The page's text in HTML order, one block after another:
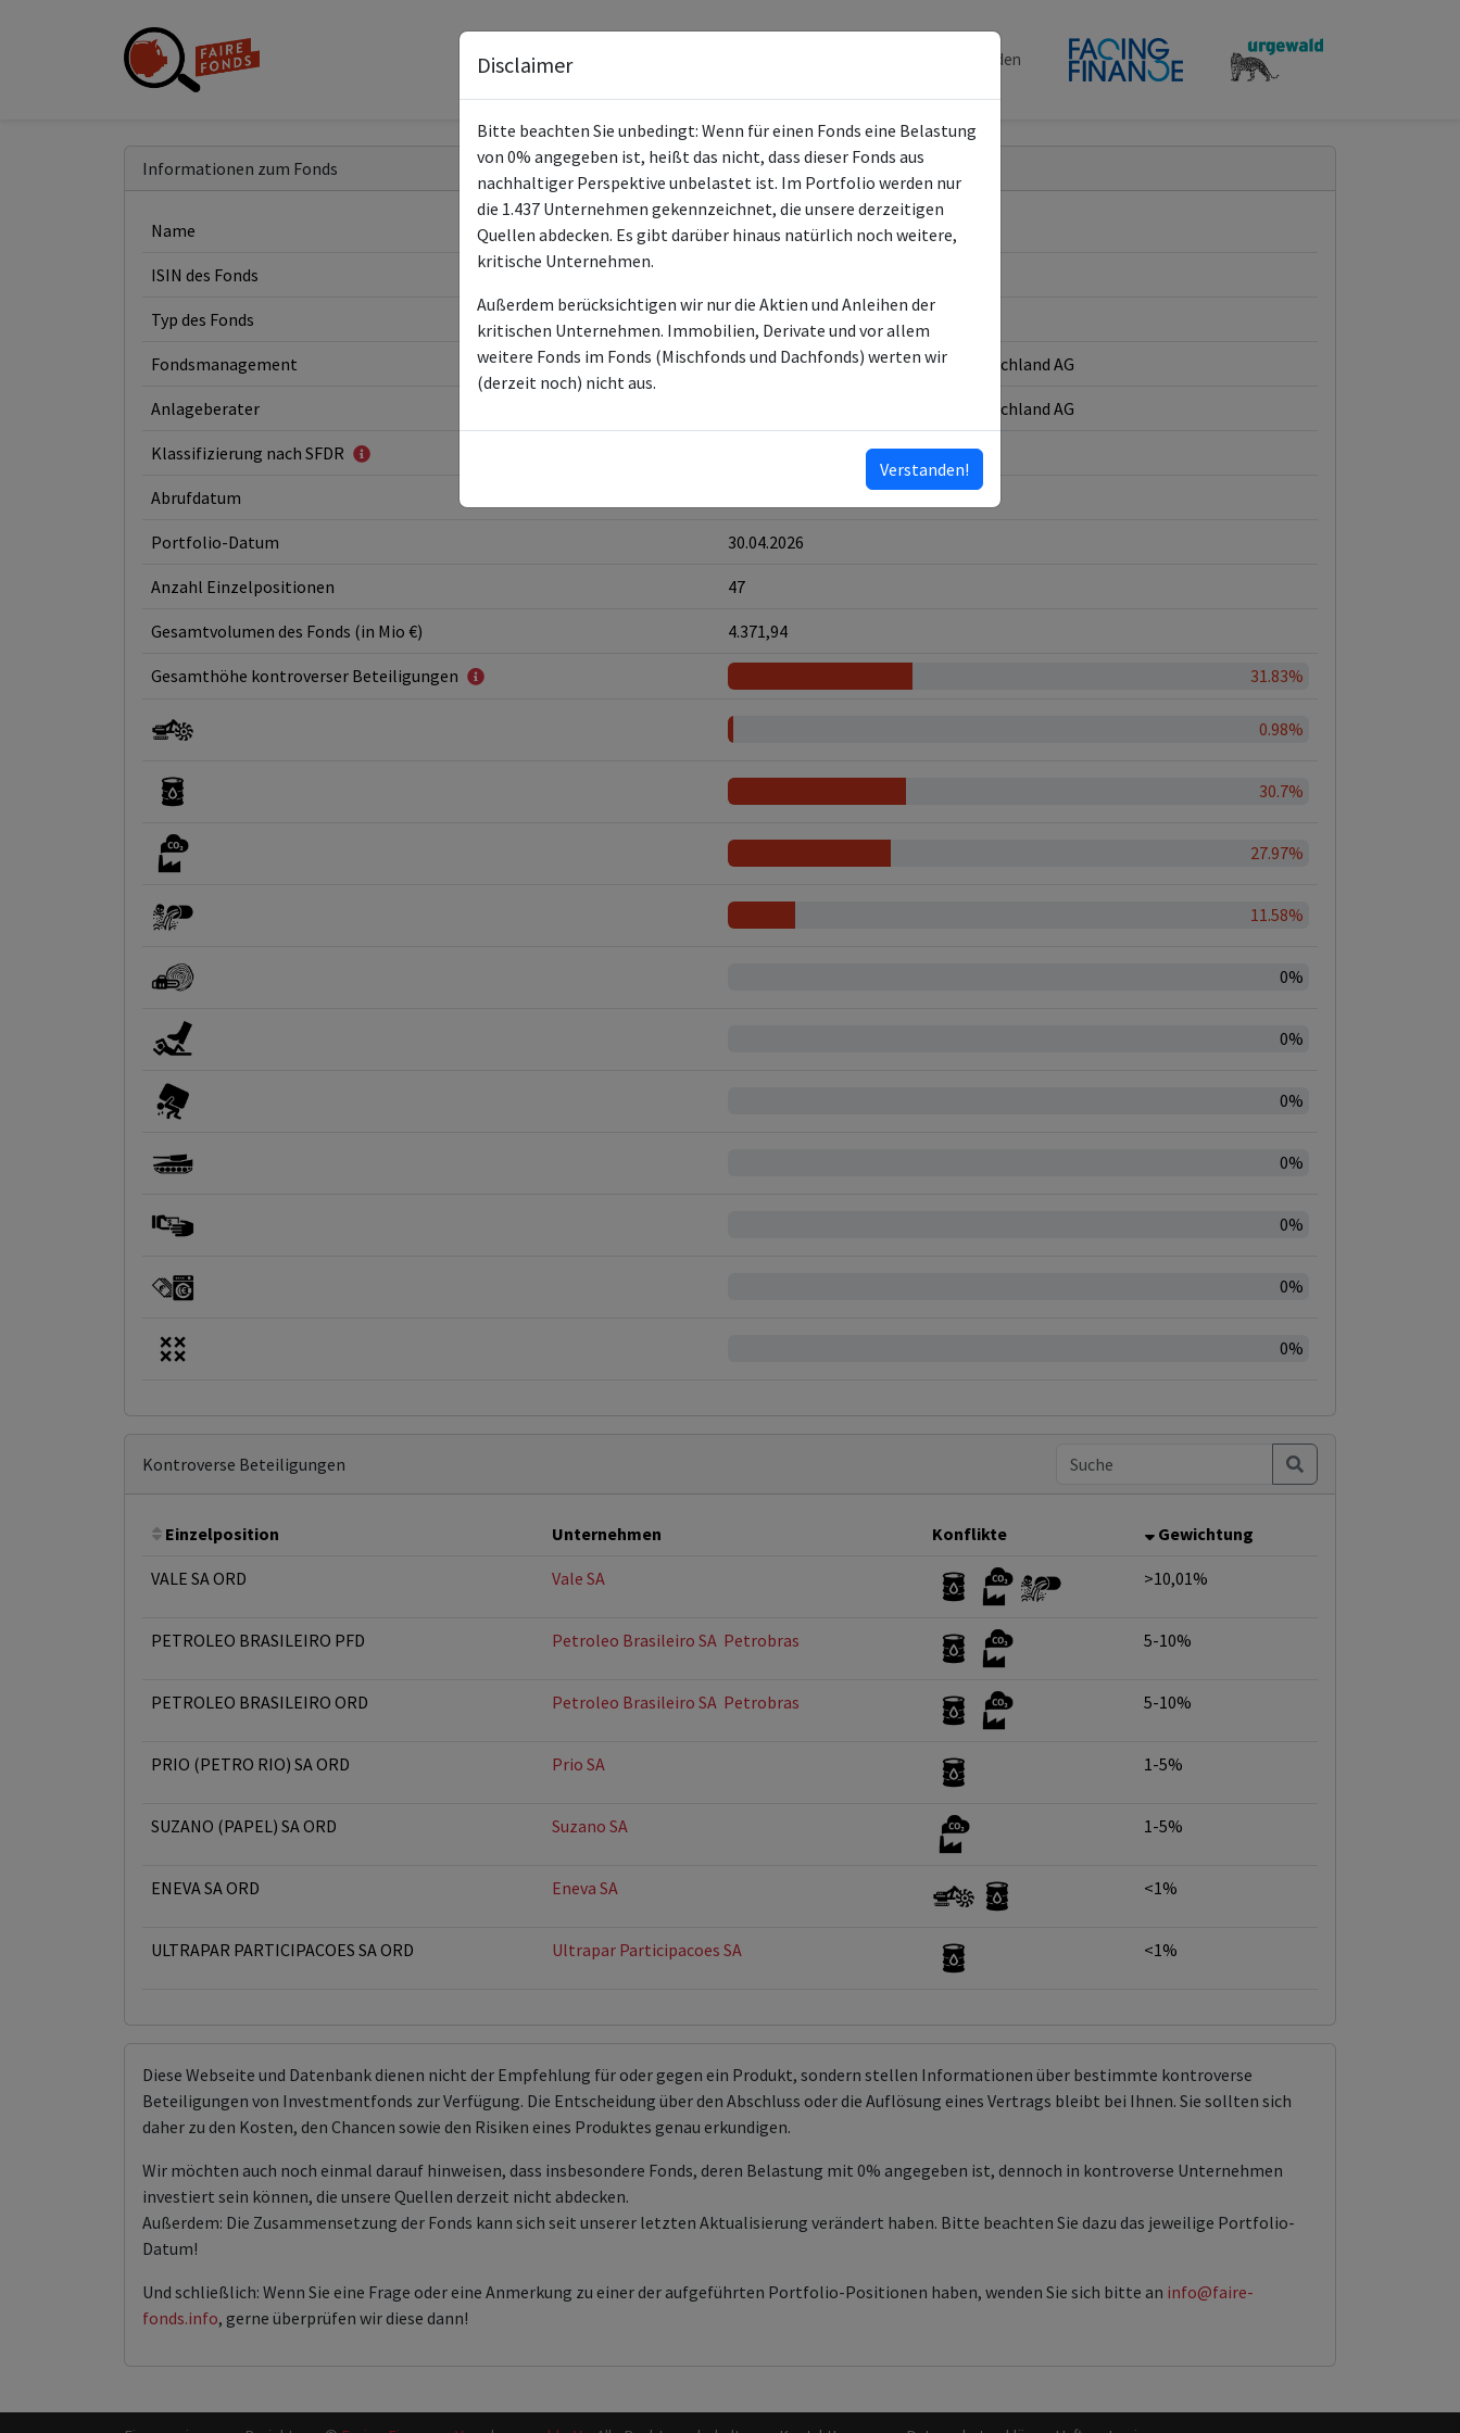
Fonds Spenden
Informationen zum Fonds
Name iShares MSCI Brazil UCITS ETF (DE)
ISIN des Fonds
Typ des Fonds ETF
Fondsmanagement BlackRock Asset Management Deutschland AG
Anlageberater BlackRock Asset Management Deutschland AG
Klassifizierung nach SFDR
Abrufdatum
Portfolio-Datum 30.04.2026
Anzahl Einzelpositionen 47
Gesamtvolumen des Fonds (in Mio €) 4.371,94
Gesamthöhe kontroverser Beteiligungen 31.83%
0.98%
30.7%
27.97%
11.58%
0%
0%
0%
0%
0%
0%
0%
Kontroverse Beteiligungen
Einzelposition Unternehmen Konflikte Gewichtung
VALE SA ORD Vale SA >10,01%
PETROLEO BRASILEIRO PFD Petroleo Brasileiro SA  Petrobras 5-10%
PETROLEO BRASILEIRO ORD Petroleo Brasileiro SA  Petrobras 5-10%
PRIO (PETRO RIO) SA ORD Prio SA 1-5%
SUZANO (PAPEL) SA ORD Suzano SA 1-5%
ENEVA SA ORD Eneva SA <1%
ULTRAPAR PARTICIPACOES SA ORD Ultrapar Participacoes SA <1%
Diese Webseite und Datenbank dienen nicht der Empfehlung für oder gegen ein Produkt, sondern stellen Informationen über bestimmte kontroverse
Beteiligungen von Investmentfonds zur Verfügung. Die Entscheidung über den Abschluss oder die Auflösung eines Vertrags bleibt bei Ihnen. Sie sollten sich
daher zu den Kosten, den Chancen sowie den Risiken eines Produktes genau erkundigen.
Wir möchten auch noch einmal darauf hinweisen, dass insbesondere Fonds, deren Belastung mit 0% angegeben ist, dennoch in kontroverse Unternehmen
investiert sein können, die unsere Quellen derzeit nicht abdecken.
Außerdem: Die Zusammensetzung der Fonds kann sich seit unserer letzten Aktualisierung verändert haben. Bitte beachten Sie dazu das jeweilige Portfolio-
Datum!
Und schließlich: Wenn Sie eine Frage oder eine Anmerkung zu einer der aufgeführten Portfolio-Positionen haben, wenden Sie sich bitte an info@faire-
fonds.info, gerne überprüfen wir diese dann!
Disclaimer
Bitte beachten Sie unbedingt: Wenn für einen Fonds eine Belastung
von 0% angegeben ist, heißt das nicht, dass dieser Fonds aus
nachhaltiger Perspektive unbelastet ist. Im Portfolio werden nur
die 1.437 Unternehmen gekennzeichnet, die unsere derzeitigen
Quellen abdecken. Es gibt darüber hinaus natürlich noch weitere,
kritische Unternehmen.
Außerdem berücksichtigen wir nur die Aktien und Anleihen der
kritischen Unternehmen. Immobilien, Derivate und vor allem
weitere Fonds im Fonds (Mischfonds und Dachfonds) werten wir
(derzeit noch) nicht aus.
Verstanden!